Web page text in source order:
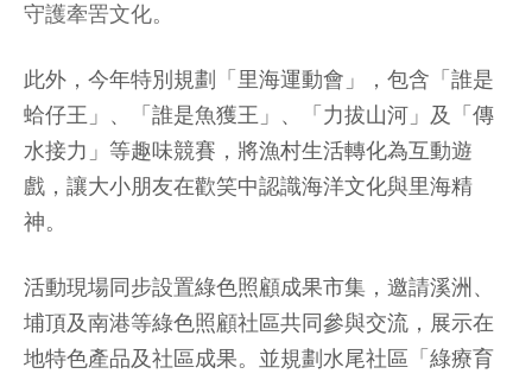
守護牽罟文化。
此外，今年特別規劃「里海運動會」，包含「誰是
蛤仔王」、「誰是魚獲王」、「力拔山河」及「傳
水接力」等趣味競賽，將漁村生活轉化為互動遊
戲，讓大小朋友在歡笑中認識海洋文化與里海精
神。
活動現場同步設置綠色照顧成果市集，邀請溪洲、
埔頂及南港等綠色照顧社區共同參與交流，展示在
地特色產品及社區成果。並規劃水尾社區「綠療育